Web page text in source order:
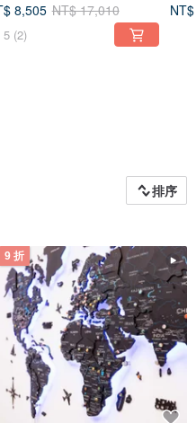
8,505 NT$ 17,010
5 (2)
排序
9 折